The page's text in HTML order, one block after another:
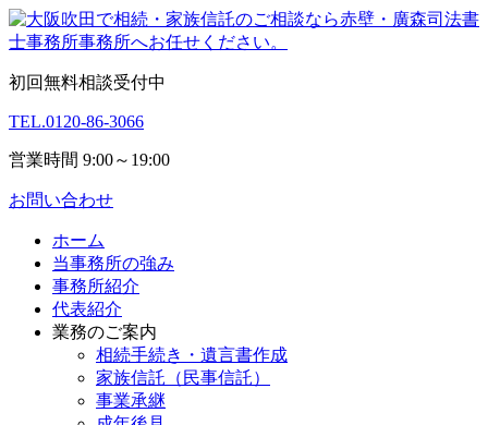
初回無料相談受付中
TEL.0120-86-3066
営業時間 9:00～19:00
お問い合わせ
ホーム
当事務所の強み
事務所紹介
代表紹介
業務のご案内
相続手続き・遺言書作成
家族信託（民事信託）
事業承継